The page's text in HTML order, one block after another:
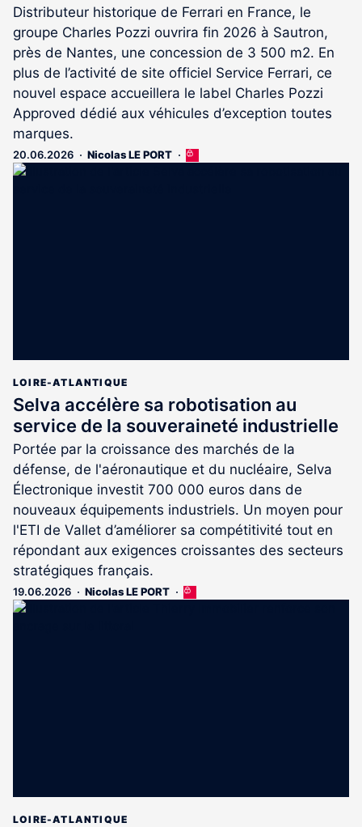
Distributeur historique de Ferrari en France, le
groupe Charles Pozzi ouvrira fin 2026 à Sautron,
près de Nantes, une concession de 3 500 m2. En
plus de l’activité de site officiel Service Ferrari, ce
nouvel espace accueillera le label Charles Pozzi
Approved dédié aux véhicules d’exception toutes
marques.
20.06.2026 Nicolas LE PORT
Cet
LOIRE-ATLANTIQUE
Selva accélère sa robotisation au
service de la souveraineté industrielle
Portée par la croissance des marchés de la
défense, de l'aéronautique et du nucléaire, Selva
Électronique investit 700 000 euros dans de
nouveaux équipements industriels. Un moyen pour
l'ETI de Vallet d’améliorer sa compétitivité tout en
répondant aux exigences croissantes des secteurs
stratégiques français.
19.06.2026 Nicolas LE PORT
Cet
LOIRE-ATLANTIQUE